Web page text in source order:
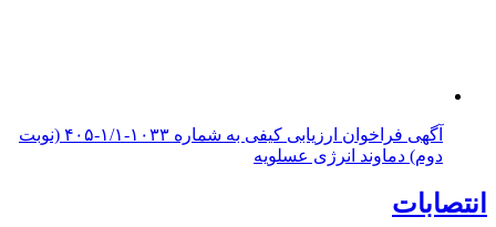
آگهی فراخوان ارزیابی کیفی به شماره ۱۰۳۳-۱/۱-۴۰۵ (نوبت
دوم) دماوند انرژی عسلویه
انتصابات